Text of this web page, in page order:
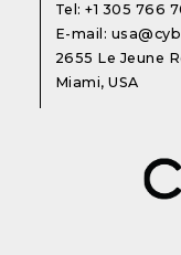
Tel:+1 305 766
E-mail:
2655 Le Jeune
Miami, USA